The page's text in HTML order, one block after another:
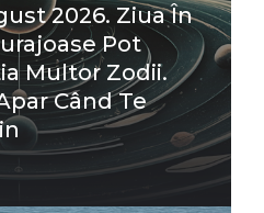
2026. Ziua În
Pot
Multor Zodii.
Când Te